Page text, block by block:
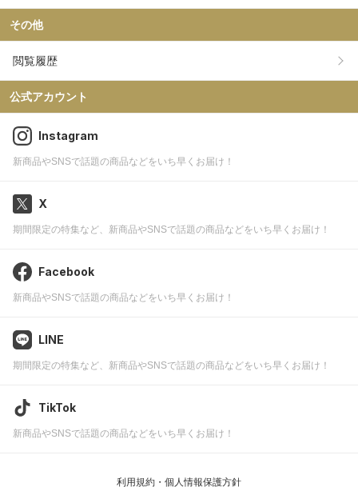
その他
閲覧履歴
公式アカウント
Instagram
新商品やSNSで話題の商品などをいち早くお届け！
X
期間限定の特集など、新商品やSNSで話題の商品などをいち早くお届け！
Facebook
新商品やSNSで話題の商品などをいち早くお届け！
LINE
期間限定の特集など、新商品やSNSで話題の商品などをいち早くお届け！
TikTok
新商品やSNSで話題の商品などをいち早くお届け！
利用規約・個人情報保護方針